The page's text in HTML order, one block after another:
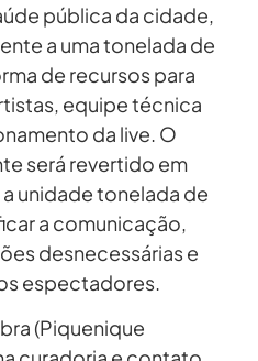
pública da cidade,
a uma tonelada de
de recursos para
equipe técnica
da live. O
será revertido em
unidade tonelada de
a comunicação,
desnecessárias e
espectadores.
(Piquenique